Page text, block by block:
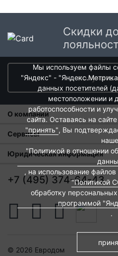
берет свое начало с 1853 года,
Швейцерам организовать
столовых приборов из стали.
«Metallwarenfabrik Straub&
WMF прочно заняла первое
приборов и сервировки стола в
ударопрочного стекла WMF
полностью обеспечивать
продукцией с логотипом WMF
Скидки
получить
О компании
О нас
Магазины
Новости
Контакты
Вакансии
Сервисы
Оплата и тарифы доставки
Обмен и возврат
Евродом-бонус
Подарочные сертификаты
Юридическая информация
Пользовательское соглашение
Политика обработки персональных
Политика cookies
+7 (495) 374-64-43
© 2026 Евродом
Мы используем файлы
"Яндекс" -
данных посетителей
местоположении и
работоспособности и
сайта. Оставаясь на
"принять", Вы
"Политикой в отношении
, на использование
"Политикой
обработку
программой
.